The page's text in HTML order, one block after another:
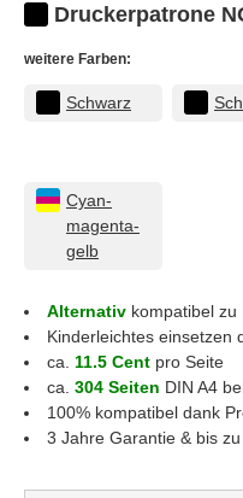
Druckerpatrone
weitere Farben:
Schwarz
Cyan-
magenta-
gelb
Alternativ kompatibel zu
Kinderleichtes einsetzen
ca. 11.5 Cent pro Seite
ca. 304 Seiten DIN A4
100% kompatibel dank
3 Jahre Garantie & bis